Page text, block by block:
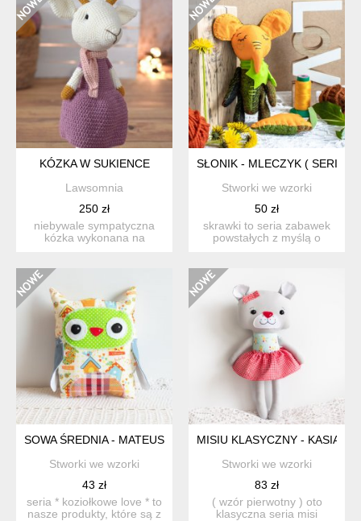
KÓZKA W SUKIENCE
Lawsomnia
250 zł
niebywale sympatyczna
kózka wykonana na
SŁONIK - MLECZYK ( SERIA
Stworki we wzorki
50 zł
skrawki to seria zabawek
powstałych z myślą o
SOWA ŚREDNIA - MATEUSZEK - 25 CM
Stworki we wzorki
43 zł
seria * koziołkowe love * to
nasze produkty, które są z
MISIU KLASYCZNY - KASIA -
Stworki we wzorki
83 zł
( wzór pierwotny ) oto
klasyczna seria misi